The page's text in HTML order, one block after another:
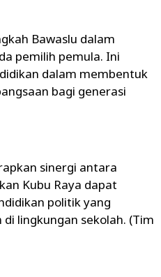
Bawaslu dalam
pemilih pemula. Ini
dalam membentuk
bagi generasi
sinergi antara
Kubu Raya dapat
politik yang
lingkungan sekolah. (Tim